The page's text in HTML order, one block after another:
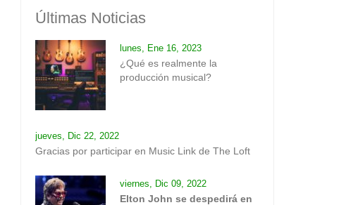
Últimas Noticias
lunes, Ene 16, 2023
¿Qué es realmente la
producción musical?
jueves, Dic 22, 2022
Gracias por participar en Music Link de The Loft
viernes, Dic 09, 2022
Elton John se despedirá en